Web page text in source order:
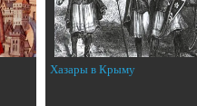
Хазары в Крыму